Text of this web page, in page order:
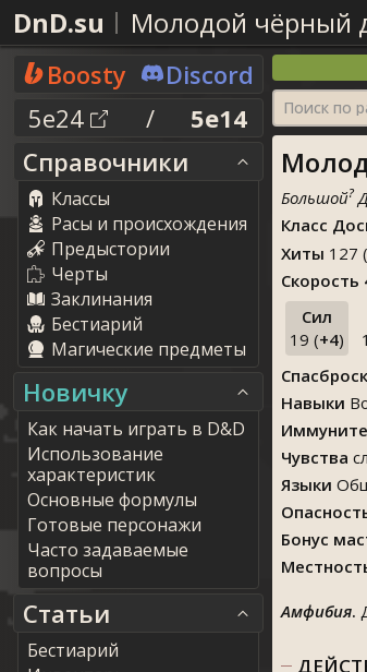
DnD.su Молодой чёрный
Boosty
Discord
5e24
/
5e14
Справочники
Классы
Расы и происхождения
Предыстории
Черты
Заклинания
Бестиарий
Магические предметы
Новичку
Как начать играть в D&D
Использование
характеристик
Основные формулы
Готовые персонажи
Часто задаваемые
вопросы
Статьи
Бестиарий
Поиск по
Большой?
Класс
Хиты 127 (
Скорость
Сил
19 (+4)
Навыки
Чувства
Языки
Бонус
Амфибия.